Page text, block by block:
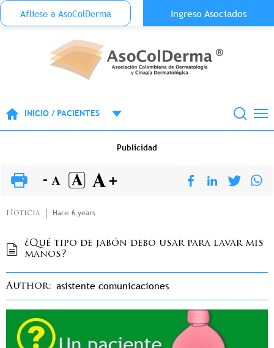
Pasar al contenido principal
Menu Top Anónimo
Aflíese a AsoColDerma Ingreso Asociados
INICIO / PACIENTES
Publicidad
Noticia Hace 6 years
¿Qué tipo de jabón debo usar para lavar mis
manos?
Author asistente comunicaciones